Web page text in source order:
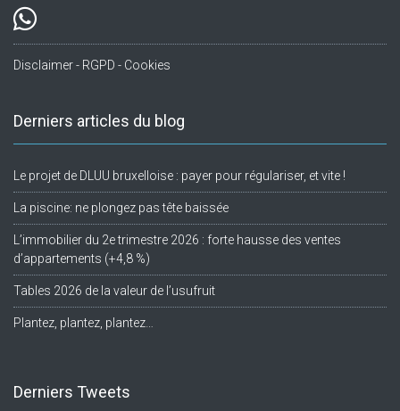
Disclaimer - RGPD - Cookies
Derniers articles du blog
Le projet de DLUU bruxelloise : payer pour régulariser, et vite !
La piscine: ne plongez pas tête baissée
L’immobilier du 2e trimestre 2026 : forte hausse des ventes
d’appartements (+4,8 %)
Tables 2026 de la valeur de l’usufruit
Plantez, plantez, plantez…
Derniers Tweets